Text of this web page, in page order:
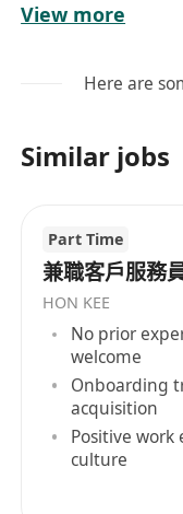
全面負責公司
確保辦公環
供應商管理、
合作單位接洽
證協助、公函
相關程序。
管理倉儲及物
記、發貨安排
訂單錄入、數
業。
為經銷商提供
寄送、合約文
View more
Here are
Similar jobs
Part Time
兼職客戶服務
HON KEE
No prior
welcome
Onboarding
acquisition
Positive
culture